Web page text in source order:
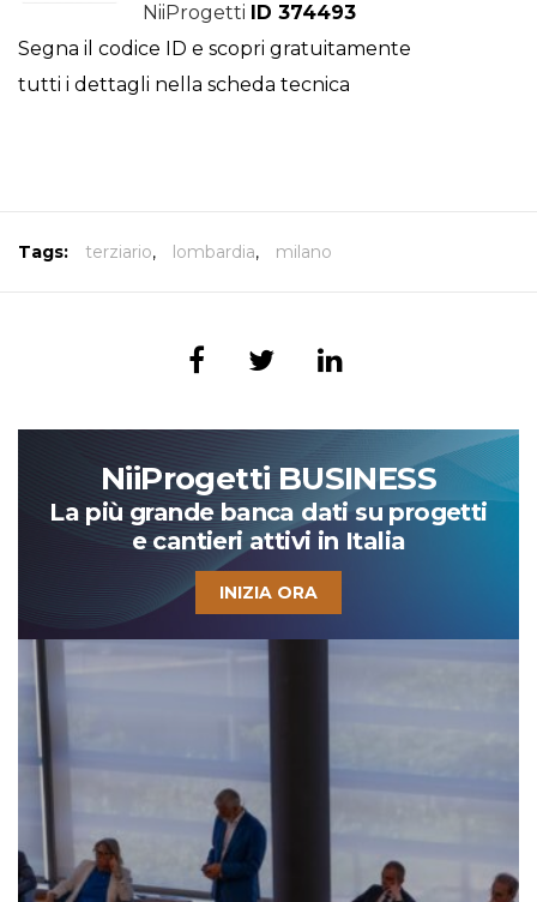
NiiProgetti ID 374493
Segna il codice ID e scopri gratuitamente
tutti i dettagli nella scheda tecnica
Tags: terziario, lombardia, milano
NiiProgetti BUSINESS
La più grande banca dati su progetti
e cantieri attivi in Italia
INIZIA ORA